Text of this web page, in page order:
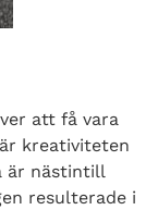
att få vara
kreativiteten
är nästintill
resulterade i